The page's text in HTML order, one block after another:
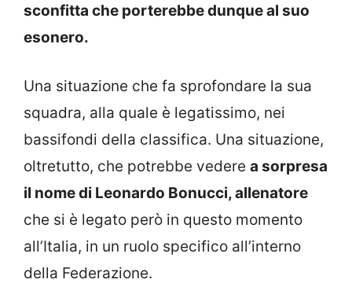
sconfitta che porterebbe dunque al suo
esonero.
Una situazione che fa sprofondare la sua
squadra, alla quale è legatissimo, nei
bassifondi della classifica. Una situazione,
oltretutto, che potrebbe vedere a sorpresa
il nome di Leonardo Bonucci, allenatore
che si è legato però in questo momento
all’Italia, in un ruolo specifico all’interno
della Federazione.